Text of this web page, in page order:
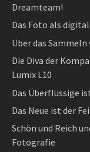
Dreamteam!
Das Foto als
Über das Sammeln
Die Diva der
Lumix L10
Das Überflüssige
Das Neue ist der
Schön und Reich
Fotografie